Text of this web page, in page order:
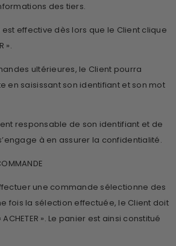
des tiers.
est effective dès lors que le Client clique
».
ultérieures, le Client pourra
en saisissant son identifiant et son mot
responsable de son identifiant et de
à en assurer la confidentialité.
une commande sélectionne des
fois la sélection effectuée, le Client doit
». Le panier est ainsi constitué